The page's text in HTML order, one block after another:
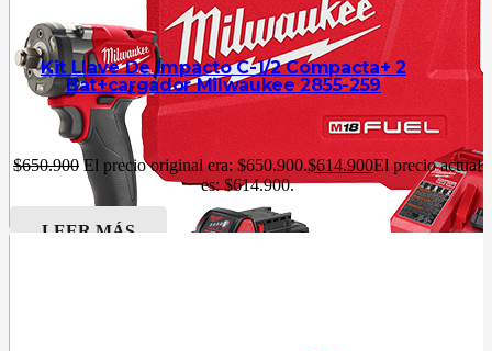
Kit Llave De Impacto C-1/2 Compacta+ 2
Bat+cargador Milwaukee 2855-259
$650.900 El precio original era: $650.900.$614.900El precio actual
es: $614.900.
LEER MÁS